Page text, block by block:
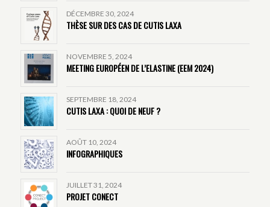
DÉCEMBRE 30, 2024
THÈSE SUR DES CAS DE CUTIS LAXA
NOVEMBRE 5, 2024
MEETING EUROPÉEN DE L’ELASTINE (EEM 2024)
SEPTEMBRE 18, 2024
CUTIS LAXA : QUOI DE NEUF ?
AOÛT 10, 2024
INFOGRAPHIQUES
JUILLET 31, 2024
PROJET CONECT